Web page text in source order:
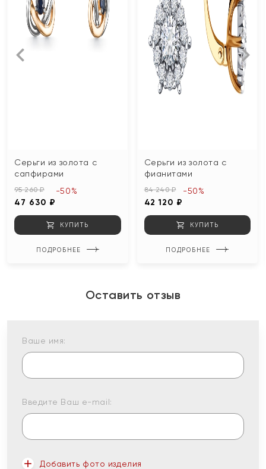
Серьги из золота с
сапфирами
95 260 ₽
47 630 ₽
-50%
КУПИТЬ
ПОДРОБНЕЕ
Серьги из золота с
фианитами
84 240 ₽
42 120 ₽
-50%
КУПИТЬ
ПОДРОБНЕЕ
Оставить отзыв
Ваше имя:
Введите Ваш e-mail:
Добавить фото изделия